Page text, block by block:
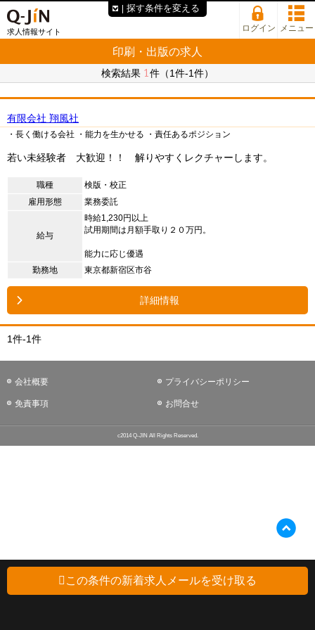
求人情報サイト ログイン メニュー
印刷・出版の求人
検索結果 1件（1件-1件）
有限会社 翔風社
・長く働ける会社 ・能力を生かせる ・責任あるポジション
若い未経験者 大歓迎！！ 解りやすくレクチャーします。
職種
検版・校正
雇用形態
業務委託
給与
時給1,230円以上
試用期間は月額手取り２０万円。
能力に応じ優遇
勤務地
東京都新宿区市谷
詳細情報
1件-1件
探す条件を変える
会社概要 プライバシーポリシー
免責事項 お問合せ
c2014 Q-JIN All Rights Reserved.
この条件の新着求人メールを受け取る